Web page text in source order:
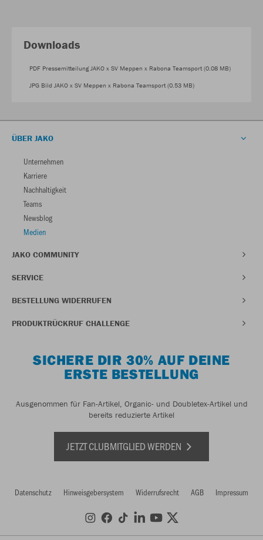
Downloads
PDF Pressemitteilung JAKO x SV Meppen x Rabona Teamsport (0.08 MB)
JPG Bild JAKO x SV Meppen x Rabona Teamsport (0.53 MB)
ÜBER JAKO
Unternehmen
Karriere
Nachhaltigkeit
Teams
Newsblog
Medien
JAKO COMMUNITY
SERVICE
BESTELLUNG WIDERRUFEN
PRODUKTRÜCKRUF CHALLENGE
SICHERE DIR 30% AUF DEINE
ERSTE BESTELLUNG
Ausgenommen für Fan-Artikel, Organic- und Doubletex-Artikel und
bereits reduzierte Artikel
JETZT CLUBMITGLIED WERDEN
Datenschutz Hinweisgebersystem Widerrufsrecht AGB Impressum